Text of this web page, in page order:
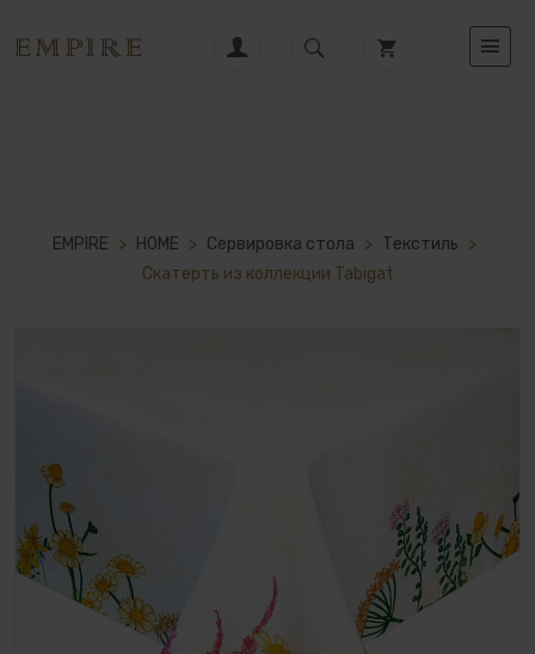
EMPIRE > HOME > Сервировка стола > Текстиль >
Скатерть из коллекции Tabigat